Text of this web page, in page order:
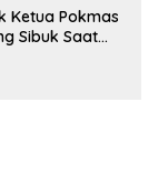
Ketua Pokmas
Sibuk Saat